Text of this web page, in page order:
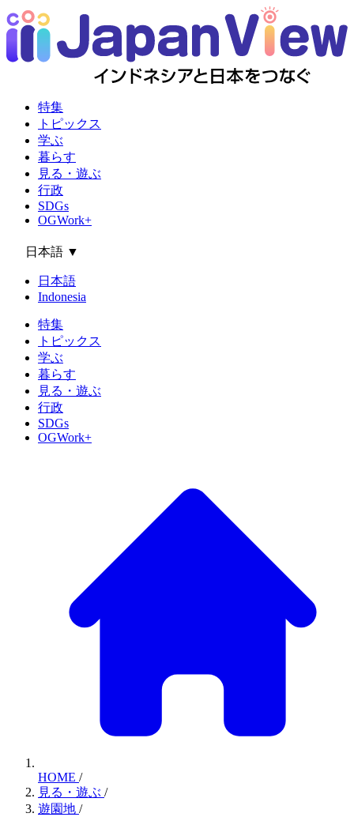
特集
トピックス
学ぶ
暮らす
見る・遊ぶ
行政
SDGs
OGWork+
日本語 ▼
日本語
Indonesia
特集
トピックス
学ぶ
暮らす
見る・遊ぶ
行政
SDGs
OGWork+
HOME /
見る・遊ぶ /
遊園地 /